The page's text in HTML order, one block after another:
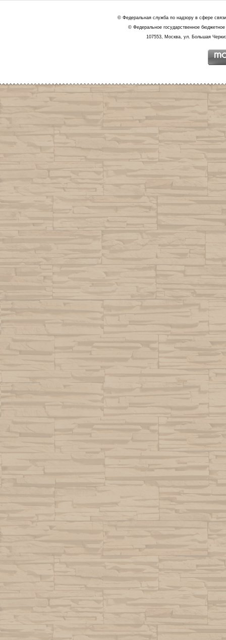
© Федеральная служба по надзору в сфере
© Федеральное государственное
107553, Москва, ул. Большая